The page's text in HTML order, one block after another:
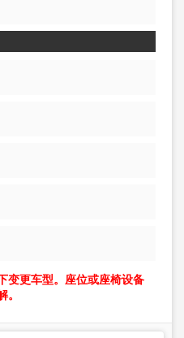
变更车型。座位或座椅设备